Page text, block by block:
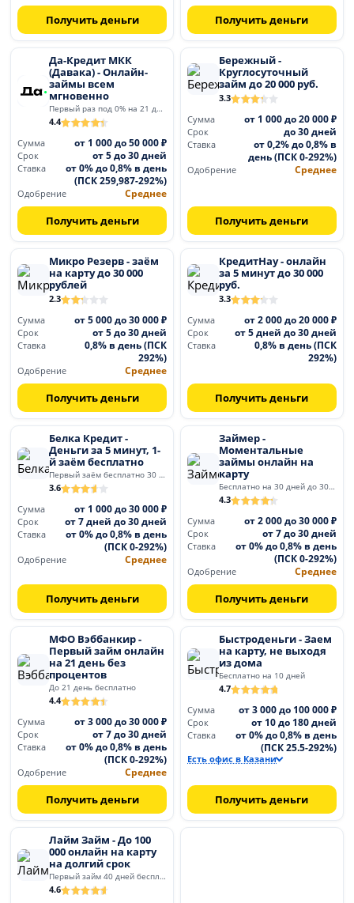
Получить деньги Получить деньги
Да-Кредит МКК
(Давака) - Онлайн-
займы всем
мгновенно
Первый раз под 0% на 21 день
4.4
Сумма
от 1 000 до 50 000 ₽
Срок от 5 до 30 дней
Ставка
от 0% до 0,8% в день
(ПСК 259,987-292%)
Одобрение Среднее
Получить деньги
Бережный -
Круглосуточный
займ до 20 000 руб.
3.3
Сумма
от 1 000 до 20 000 ₽
Срок до 30 дней
Ставка
от 0,2% до 0,8% в
день (ПСК 0-292%)
Одобрение Среднее
Получить деньги
Микро Резерв - заём
на карту до 30 000
рублей
2.3
Сумма
от 5 000 до 30 000 ₽
Срок от 5 до 30 дней
Ставка
0,8% в день (ПСК
292%)
Одобрение Среднее
Получить деньги
КредитНау - онлайн
за 5 минут до 30 000
руб.
3.3
Сумма
от 2 000 до 20 000 ₽
Срок от 5 дней до 30 дней
Ставка
0,8% в день (ПСК
292%)
Получить деньги
Белка Кредит -
Деньги за 5 минут, 1-
й заём бесплатно
Первый заём бесплатно 30 дней
3.6
Сумма
от 1 000 до 30 000 ₽
Срок от 7 дней до 30 дней
Ставка
от 0% до 0,8% в день
(ПСК 0-292%)
Одобрение Среднее
Получить деньги
Займер -
Моментальные
займы онлайн на
карту
Бесплатно на 30 дней до 30 000
4.3
Сумма
от 2 000 до 30 000 ₽
Срок от 7 до 30 дней
Ставка
от 0% до 0,8% в день
(ПСК 0-292%)
Одобрение Среднее
Получить деньги
МФО Вэббанкир -
Первый займ онлайн
на 21 день без
процентов
До 21 день бесплатно
4.4
Сумма
от 3 000 до 30 000 ₽
Срок от 7 до 30 дней
Ставка
от 0% до 0,8% в день
(ПСК 0-292%)
Одобрение Среднее
Получить деньги
Быстроденьги - Заем
на карту, не выходя
из дома
Бесплатно на 10 дней
4.7
Сумма
от 3 000 до 100 000 ₽
Срок от 10 до 180 дней
Ставка
от 0% до 0,8% в день
(ПСК 25.5-292%)
Есть офис в Казани
Получить деньги
Лайм Займ - До 100
000 онлайн на карту
на долгий срок
Первый займ 40 дней бесплатно
4.6